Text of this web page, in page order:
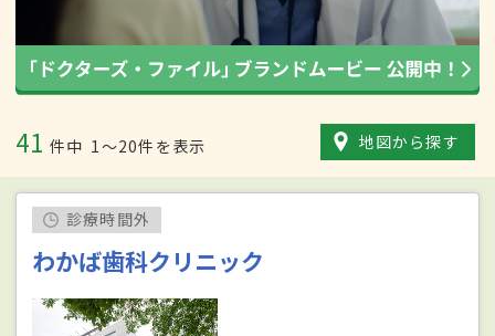
41 件中 1〜20件を表示 地図から探す
診療時間外
わかば歯科クリニック